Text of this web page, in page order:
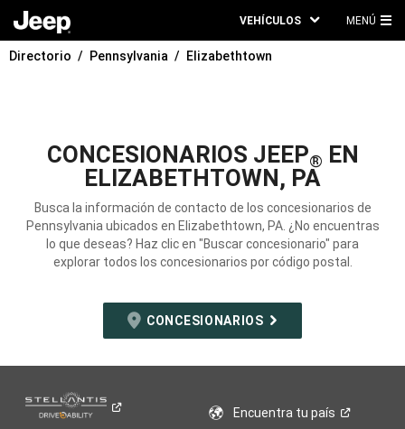
VEHÍCULOS MENÚ
Directorio Pennsylvania Elizabethtown
CONCESIONARIOS JEEP® EN
ELIZABETHTOWN, PA
Busca la información de contacto de los concesionarios de
Pennsylvania ubicados en Elizabethtown, PA. ¿No encuentras
lo que deseas? Haz clic en "Buscar concesionario" para
explorar todos los concesionarios por código postal.
CONCESIONARIOS
Encuentra tupaís